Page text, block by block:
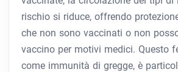
rischio si riduce, offrendo
che non sono vaccinati o non
vaccino per motivi medici. Questo
come immunità di gregge, è